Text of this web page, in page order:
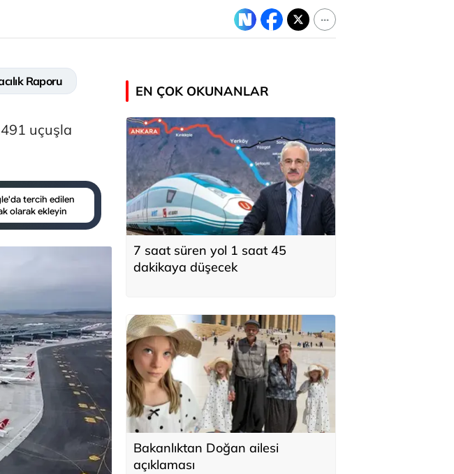
Raporu
uçuşla
tercih edilen
olarak ekleyin
EN ÇOK OKUNANLAR
7 saat süren yol 1 saat 45
dakikaya düşecek
Bakanlıktan Doğan ailesi
açıklaması